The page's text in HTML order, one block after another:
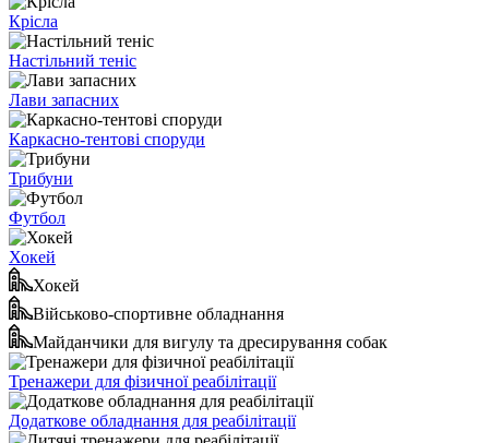
Крісла
Настільний теніс
Лави запасних
Каркасно-тентові споруди
Трибуни
Футбол
Хокей
Хокей
Військово-спортивне обладнання
Майданчики для вигулу та дресирування собак
Тренажери для фізичної реабілітації
Додаткове обладнання для реабілітації